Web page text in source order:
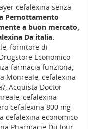
cefalexina senza
Pernottamento
a buon mercato,
Da italia.
fornitore di
Economico
farmacia funziona,
Monreale, cefalexina
Acquista Doctor
cefalexina
cefalexina 800 mg
cefalexina economico